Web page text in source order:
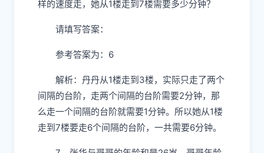
样的速度走，她从1楼走到7楼需要多少分钟？
请填写答案：
参考答案为：6
解析：丹丹从1楼走到3楼，实际只走了两个
间隔的台阶，走两个间隔的台阶需要2分钟，那
么走一个间隔的台阶就需要1分钟。所以她从1楼
走到7楼要走6个间隔的台阶，一共需要6分钟。